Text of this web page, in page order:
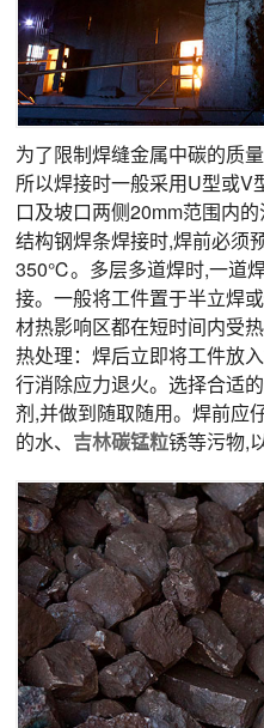
为了限制焊缝金属中碳的质
所以焊接时一般采用U型或V
口及坡口两侧20mm范围内
结构钢焊条焊接时,焊前必
350℃。多层多道焊时,一道
接。一般将工件置于半立焊
材热影响区都在短时间内受
热处理：焊后立即将工件放
行消除应力退火。选择合适
剂,并做到随取随用。焊前应
的水、 吉林碳锰粒锈等污物,